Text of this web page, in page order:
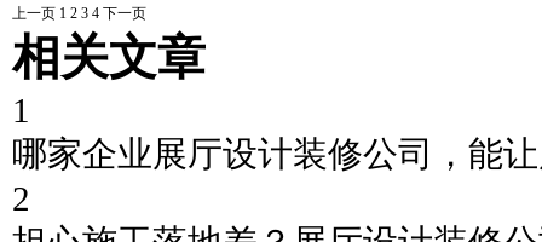
上一页 1 2 3 4 下一页
相关文章
1
哪家企业展厅设计装修公司，能
2